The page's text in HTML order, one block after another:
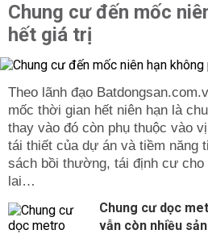
Chung cư đến mốc
hết giá trị
Theo lãnh đạo
mốc thời gian hết niên hạn là
thay vào đó còn phụ thuộc vào
tái thiết của dự án và tiềm năng
sách bồi thường, tái định cư
lai…
Chung cư dọc
vẫn còn nhiều